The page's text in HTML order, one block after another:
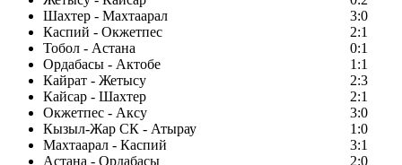
Шахтер - Махтаарал
3:0
Каспий - Окжетпес
2:1
Тобол - Астана
0:1
Ордабасы - Актобе
1:1
Кайрат - Жетысу
2:3
Кайсар - Шахтер
2:1
Окжетпес - Аксу
3:0
Кызыл-Жар СК - Атырау
1:0
Махтаарал - Каспий
3:1
Астана - Ордабасы
2:0